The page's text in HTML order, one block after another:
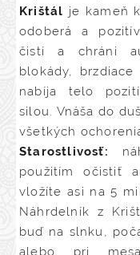
Krištál je kameň
odoberá a
čistí a chráni
blokády,
nabíja telo
silou. Vnáša do
všetkých
Starostlivosť:
použitím očistiť
vložíte asi na 5
Náhrdelník z
buď na slnku,
alebo pri